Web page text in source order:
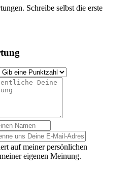
Schreibe selbst die erste
auf meiner persönlichen
eigenen Meinung.